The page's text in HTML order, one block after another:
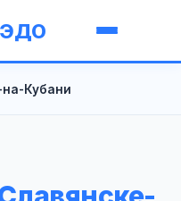
ЭДО
Кубани